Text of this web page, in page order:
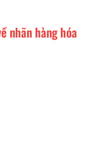
nhãn hàng hóa